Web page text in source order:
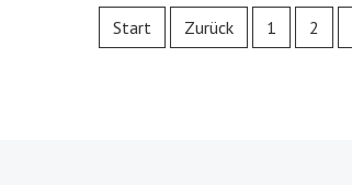
Start Zurück 1 2